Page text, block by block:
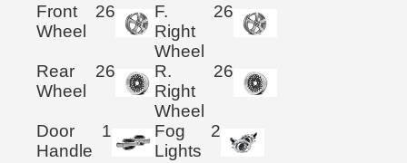
Front
Wheel
26
F.
Right
Wheel
26
Rear
Wheel
26
R.
Right
Wheel
26
Door
Handle
1
Fog
Lights
2